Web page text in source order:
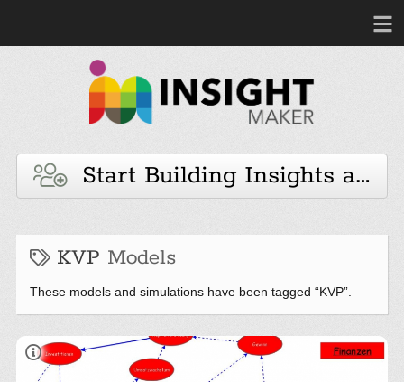
Start Building Insights and
KVP Models
These models and simulations have been tagged “KVP”.
Der Weg zur Entstehung Ihres Erfolgsmotors.